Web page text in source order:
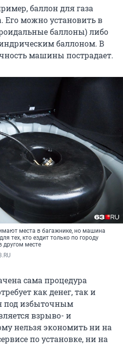
баллон для газа
Его можно установить в
баллоны) либо
баллоном. В
машины пострадает.
места в багажнике, но машина
тех, кто ездит только по городу
другом месте
сама процедура
как денег, так и
под избыточным
взрыво- и
нельзя экономить ни на
по установке, ни на